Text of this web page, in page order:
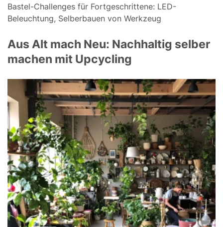
Bastel-Challenges für Fortgeschrittene: LED-
Beleuchtung, Selberbauen von Werkzeug
Aus Alt mach Neu: Nachhaltig selber
machen mit Upcycling